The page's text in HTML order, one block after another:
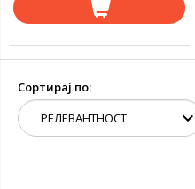
Сортирај по: